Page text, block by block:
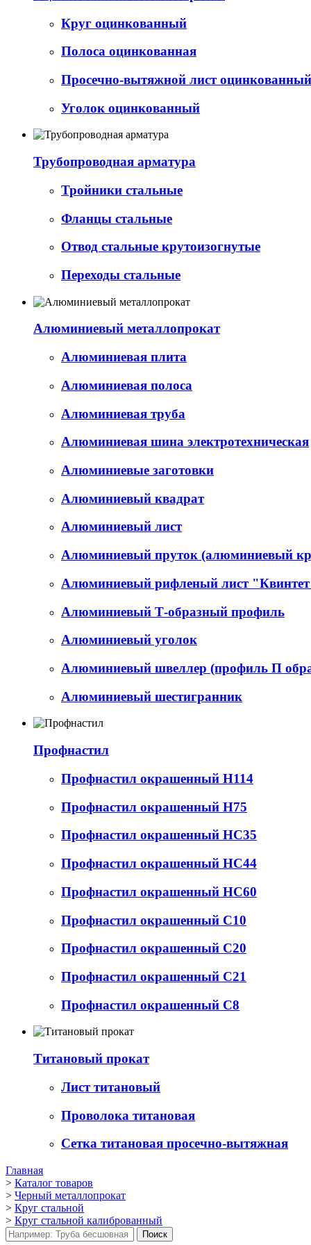
Круг оцинкованный
Полоса оцинкованная
Просечно-вытяжной лист
Уголок оцинкованный
Трубопроводная арматура
Тройники стальные
Фланцы стальные
Отвод стальные крутоизогнутые
Переходы стальные
Алюминиевый металлопрокат
Алюминиевая плита
Алюминиевая полоса
Алюминиевая труба
Алюминиевая шина электротехническая
Алюминиевые заготовки
Алюминиевый квадрат
Алюминиевый лист
Алюминиевый пруток (алюминиевый
Алюминиевый рифленый лист
Алюминиевый Т-образный профиль
Алюминиевый уголок
Алюминиевый швеллер (профиль П
Алюминиевый шестигранник
Профнастил
Профнастил окрашенный Н114
Профнастил окрашенный Н75
Профнастил окрашенный НС35
Профнастил окрашенный НС44
Профнастил окрашенный НС60
Профнастил окрашенный С10
Профнастил окрашенный С20
Профнастил окрашенный С21
Профнастил окрашенный С8
Титановый прокат
Лист титановый
Проволока титановая
Сетка титановая просечно-вытяжная
Главная
> Каталог товаров
> Черный металлопрокат
> Круг стальной
> Круг стальной калиброванный